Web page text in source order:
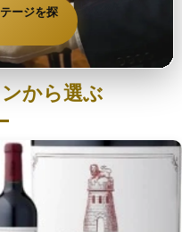
ージを探
から選ぶ